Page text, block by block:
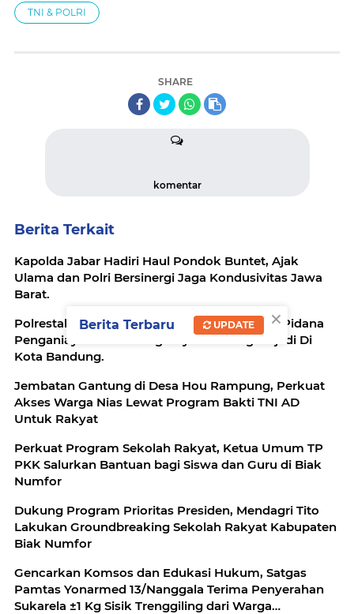
TNI & POLRI
SHARE
komentar
Berita Terkait
Kapolda Jabar Hadiri Haul Pondok Buntet, Ajak
Ulama dan Polri Bersinergi Jaga Kondusivitas Jawa
Barat.
Polrestabes Bandung Ungkap Kasus Tindak Pidana
Penganiayaan Dan Pengeroyokan Yang Terjadi Di
Kota Bandung.
Jembatan Gantung di Desa Hou Rampung, Perkuat
Akses Warga Nias Lewat Program Bakti TNI AD
Untuk Rakyat
Perkuat Program Sekolah Rakyat, Ketua Umum TP
PKK Salurkan Bantuan bagi Siswa dan Guru di Biak
Numfor
Dukung Program Prioritas Presiden, Mendagri Tito
Lakukan Groundbreaking Sekolah Rakyat Kabupaten
Biak Numfor
Gencarkan Komsos dan Edukasi Hukum, Satgas
Pamtas Yonarmed 13/Nanggala Terima Penyerahan
Sukarela ±1 Kg Sisik Trenggiling dari Warga
×
Berita Terbaru UPDATE